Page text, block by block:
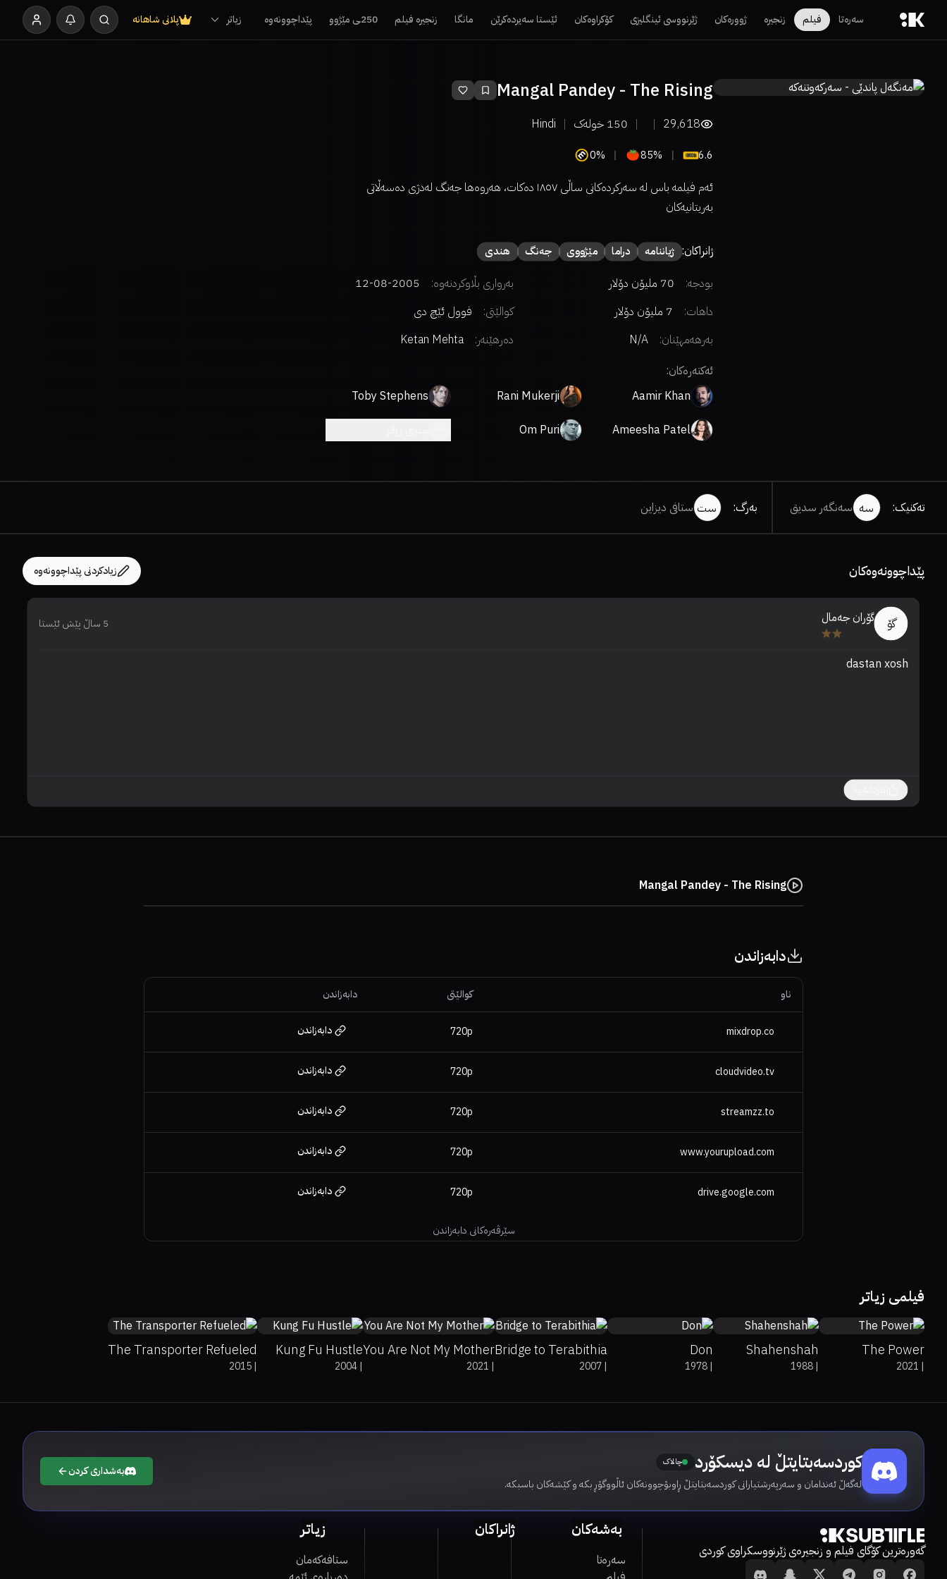
سەرەتا فیلم زنجیرە ژوورەکان ژێرنووسی ئینگلیزی کۆکراوەکان ئێستا سەیردەکرێن مانگا زنجیرە فیلم 250ـی مێژوو پێداچوونەوە زیاتر پلانی شاهانە
Mangal Pandey - The Rising
29,618
150 خولەک Hindi
6.6
85%
0%
ئەم فیلمە باس لە سەرکردەکانی ساڵی ۱۸٥۷ دەکات، هەروەها جەنگ لەدژی دەسەڵاتی
بەریتانیەکان
ژانراکان: ژیاننامە دراما مێژووی جەنگ هندی
بودجە: 70 ملیۆن دۆلار بەرواری بڵاوکردنەوە:
2005-08-12
داهات:
7 ملیۆن دۆلار کوالێتی:
فوول ئێچ دی
بەرهەمهێنان:
N/A دەرهێنەر:
Ketan Mehta
ئەکتەرەکان:
Aamir Khan
Rani Mukerji
Toby Stephens
Ameesha Patel
Om Puri
تەکنیک: سە سەنگەر سدیق بەرگ: ست ستافی دیزاین
پێداچوونەوەکان زیادکردنی پێداچوونەوە
گۆ گۆران جەمال 5 ساڵ پێش ئێستا
dastan xosh
Mangal Pandey - The Rising
دابەزاندن
سێرڤەرەکانی دابەزاندن
ناو کوالێتی دابەزاندن
mixdrop.co
720p دابەزاندن
cloudvideo.tv
720p دابەزاندن
streamzz.to
720p دابەزاندن
www.yourupload.com
720p دابەزاندن
drive.google.com
720p دابەزاندن
فیلمی زیاتر
The Power
|
2021
Shahenshah
|
1988
Don
|
1978
Bridge to Terabithia
|
2007
You Are Not My Mother
|
2021
Kung Fu Hustle
|
2004
The Transporter Refueled
|
2015
کوردسەبتایتڵ لە دیسکۆرد چالاک
لەگەڵ ئەندامان و سەرپەرشتیارانی کوردسەبتایتڵ ڕاوبۆچوونەکان ئاڵووگۆڕ بکە و کێشەکان باسبکە.
بەشداری کردن
گەورەترین کۆگای فیلم و زنجیرەی ژێرنووسکراوی کوردی
بەشەکان
سەرەتا
ژانراکان زیاتر
ستافەکەمان